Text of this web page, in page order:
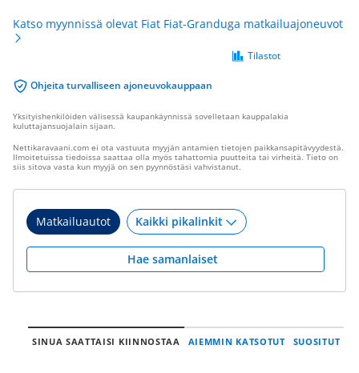
Katso myynnissä olevat Fiat Fiat-Granduga matkailuajoneuvot
Ohjeita turvalliseen ajoneuvokauppaan
Tilastot
Yksityishenkilöiden välisessä kaupankäynnissä sovelletaan kauppalakia
kuluttajansuojalain sijaan.
Nettikaravaani.com ei ota vastuuta myyjän antamien tietojen paikkansapitävyydestä.
Ilmoitetuissa tiedoissa saattaa olla myös tahattomia puutteita tai virheitä. Tieto on
siis sitova vasta kun myyjä on sen pyynnöstäsi vahvistanut.
Matkailuautot
Hae samanlaiset
SINUA SAATTAISI KIINNOSTAA AIEMMIN KATSOTUT SUOSITUT